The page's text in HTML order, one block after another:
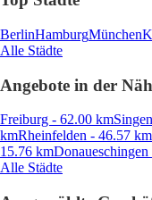
BerlinHamburgMünchen
Alle Städte
Angebote in der
Freiburg - 62.00 km
kmRheinfelden - 46.57 km
15.76 km
Alle Städte